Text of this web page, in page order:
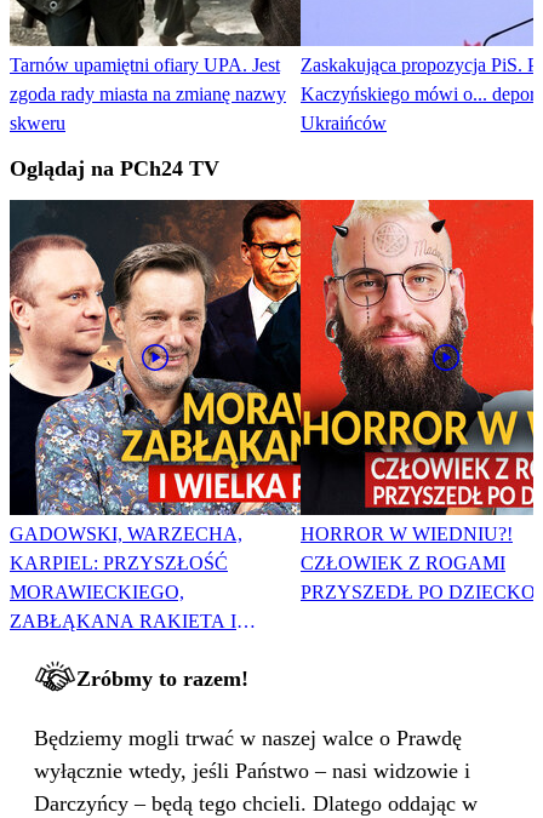
Tarnów upamiętni ofiary UPA. Jest
zgoda rady miasta na zmianę nazwy
skweru
Zaskakująca propozycja PiS.
Kaczyńskiego mówi o...
Ukraińców
Oglądaj na PCh24 TV
GADOWSKI, WARZECHA,
KARPIEL: PRZYSZŁOŚĆ
MORAWIECKIEGO,
ZABŁĄKANA RAKIETA I
HORROR W WIEDNIU?!
CZŁOWIEK Z ROGAMI
PRZYSZEDŁ PO DZIECKO
Zróbmy to razem!
Będziemy mogli trwać w naszej walce o Prawdę
wyłącznie wtedy, jeśli Państwo – nasi widzowie i
Darczyńcy – będą tego chcieli. Dlatego oddając w